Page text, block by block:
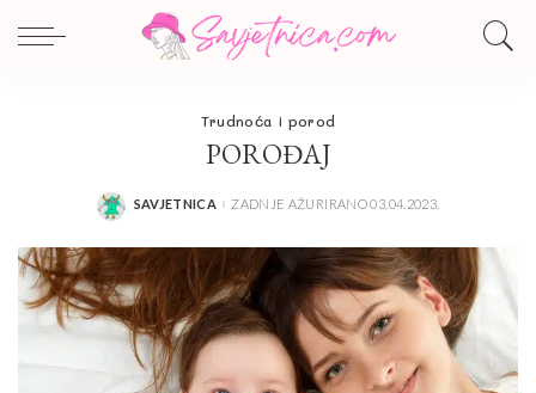
Trudnoća i porod
POROĐAJ
POSTED
SAVJETNICA ZADNJE AŽURIRANO 03.04.2023.